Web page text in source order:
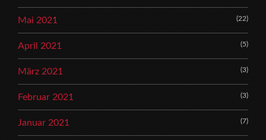
Mai 2021 (22)
April 2021 (5)
März 2021 (3)
Februar 2021 (3)
Januar 2021 (7)